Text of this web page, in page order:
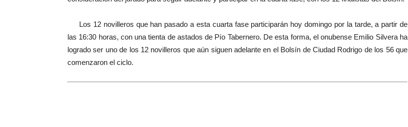
Los 12 novilleros que han pasado a esta cuarta fase participarán hoy domingo por la tarde, a partir de
las 16:30 horas, con una tienta de astados de Pío Tabernero. De esta forma, el onubense Emilio Silvera ha
logrado ser uno de los 12 novilleros que aún siguen adelante en el Bolsín de Ciudad Rodrigo de los 56 que
comenzaron el ciclo.